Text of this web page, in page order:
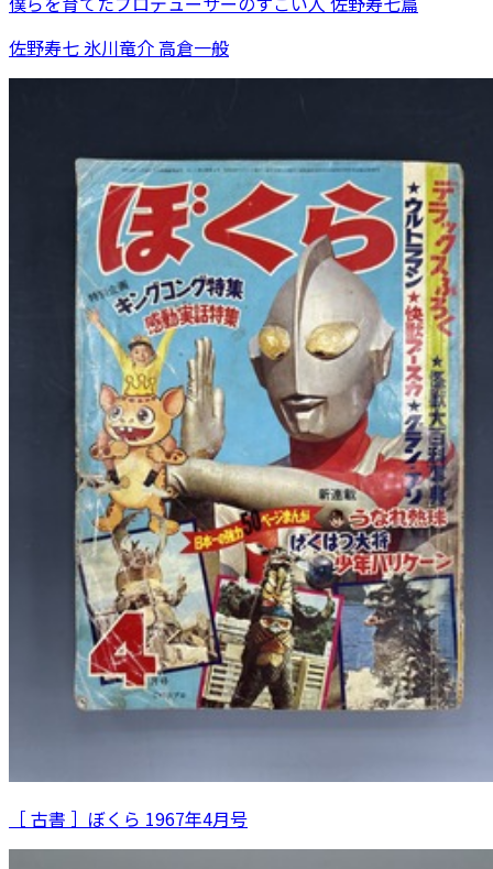
佐野寿七 氷川竜介 高倉一般
［ 古書 ］ぼくら 1967年4月号